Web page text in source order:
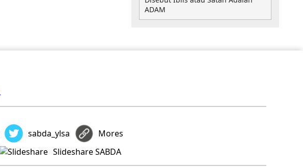
ADAM
sabda_ylsa
Mores
Slideshare SABDA